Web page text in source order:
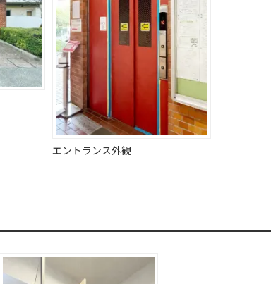
エントランス外観